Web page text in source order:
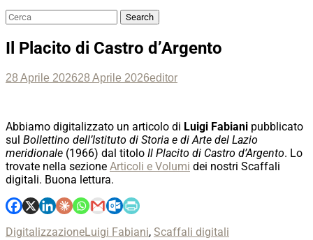
Search
Search
Il Placito di Castro d’Argento
Posted
28 Aprile 202628 Aprile 2026Author
editor
Abbiamo digitalizzato un articolo di Luigi Fabiani pubblicato
sul Bollettino dell’Istituto di Storia e di Arte del Lazio
meridionale (1966) dal titolo Il Placito di Castro d’Argento. Lo
trovate nella sezione Articoli e Volumi dei nostri Scaffali
digitali. Buona lettura.
Categories
DigitalizzazioneTags
Luigi Fabiani, Scaffali digitali